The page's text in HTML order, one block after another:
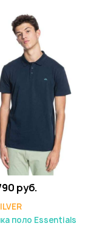
руб.
поло Essentials